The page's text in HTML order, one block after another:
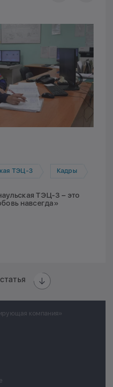
ТЭЦ-3 Кадры
ТЭЦ-3 – это
навсегда»
компания»